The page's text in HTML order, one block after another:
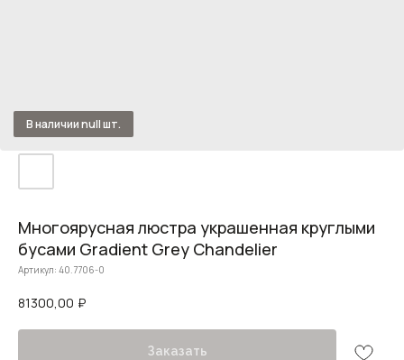
Многоярусная люстра украшенная круглыми
бусами Gradient Grey Chandelier
Артикул: 40.7706-0
81300,00 ₽
Заказать